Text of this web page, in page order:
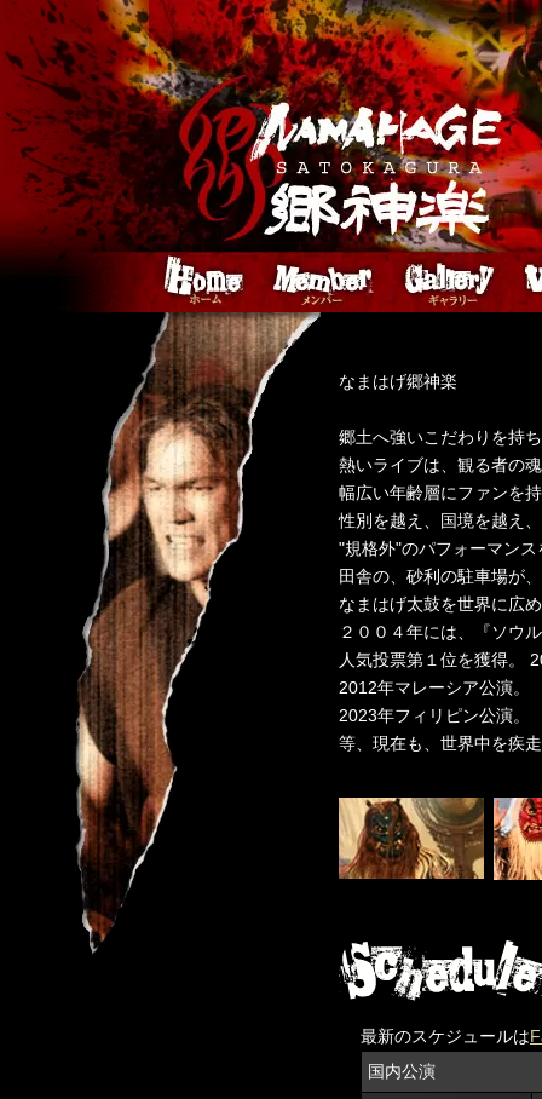
なまはげ郷神楽
郷土へ強いこだわりを持
熱いライブは、観る者の
幅広い年齢層にファンを
性別を越え、国境を越え
"規格外"のパフォーマン
田舎の、砂利の駐車場が
なまはげ太鼓を世界に広
２００４年には、『ソウ
人気投票第１位を獲得。
2012年マレーシア公演。
2023年フィリピン公演。
等、現在も、世界中を疾